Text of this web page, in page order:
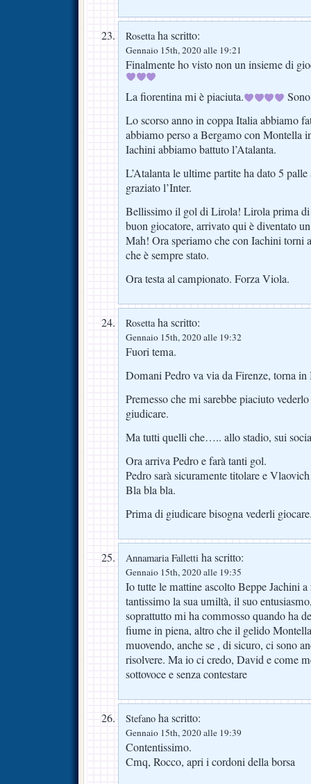
Rosettaha scritto:
Gennaio 15th, 2020 alle 19:21
Finalmente ho visto non un insieme di
La fiorentina mi è piaciuta.
Lo scorso anno in coppa Italia abbiamo
abbiamo perso a Bergamo con Montella
Iachini abbiamo battuto l’Atalanta.
L’Atalanta le ultime partite ha dato 5
graziato l’Inter.
Bellissimo il gol di Lirola! Lirola prima di
buon giocatore, arrivato qui è diventato
Mah! Ora speriamo che con Iachini torni
che è sempre stato.
Ora testa al campionato. Forza Viola.
Rosettaha scritto:
Gennaio 15th, 2020 alle 19:32
Fuori tema.
Domani Pedro va via da Firenze, torna in
Premesso che mi sarebbe piaciuto
giudicare.
Ma tutti quelli che….. allo stadio, sui
Ora arriva Pedro e farà tanti gol.
Pedro sarà sicuramente titolare e
Bla bla bla.
Prima di giudicare bisogna vederli
Annamaria Falletti ha scritto:
Gennaio 15th, 2020 alle 19:35
Io tutte le mattine ascolto Beppe Jachini
tantissimo la sua umiltà, il suo
soprattutto mi ha commosso quando ha
fiume in piena, altro che il gelido
muovendo, anche se , di sicuro, ci sono
risolvere. Ma io ci credo, David e come
sottovoce e senza contestare
Stefano ha scritto:
Gennaio 15th, 2020 alle 19:39
Contentissimo.
Cmq, Rocco, apri i cordoni della borsa